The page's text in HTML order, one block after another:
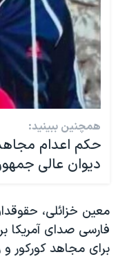
همچنین ببینید:
حکم اعدام
دیوان عالی
معین خزائلی،
فارسی صدای آمریکا
برای مجاهد کورکور